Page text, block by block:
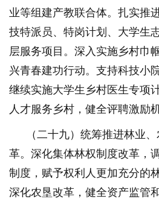
业等组建产教联合体。扎实推
技特派员、特岗计划、大学生
层服务项目。深入实施乡村巾
兴青春建功行动。支持科技小
继续实施大学生乡村医生专项
人才服务乡村，健全评聘激励机
（二十九）统筹推进林业
革。深化集体林权制度改革，
制度，赋予权利人更加充分的
深化农垦改革，健全资产监管